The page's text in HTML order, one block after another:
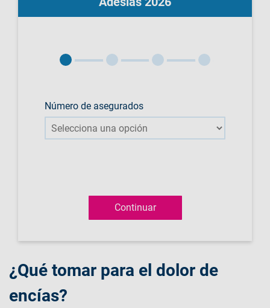
Número de asegurados
¿Qué tomar para el dolor de
encías?